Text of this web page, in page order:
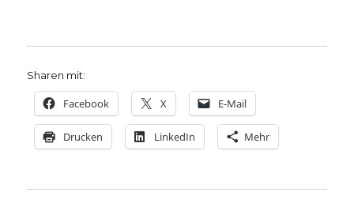
Sharen mit:
Facebook X E-Mail
Drucken LinkedIn Mehr